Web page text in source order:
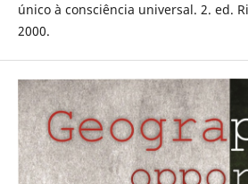
único à consciência universal. 2. ed.
2000.